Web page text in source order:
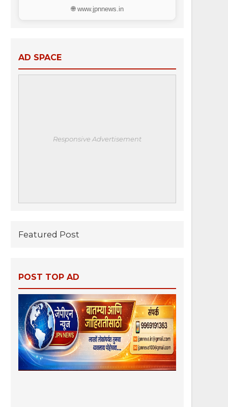
🌐 www.jpnnews.in
AD SPACE
Responsive Advertisement
Featured Post
POST TOP AD